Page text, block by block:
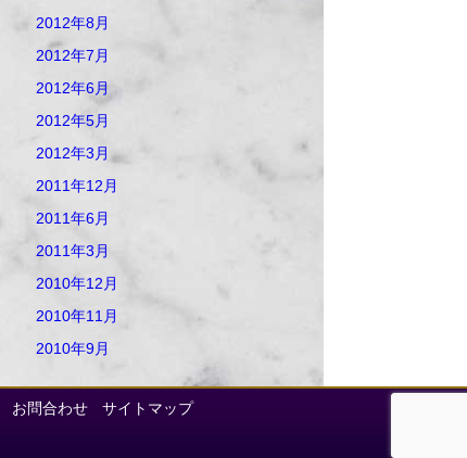
2012年8月
2012年7月
2012年6月
2012年5月
2012年3月
2011年12月
2011年6月
2011年3月
2010年12月
2010年11月
2010年9月
お問合わせ サイトマップ